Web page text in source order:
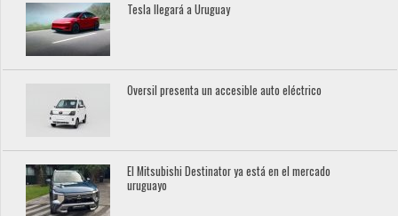
Tesla llegará a Uruguay
Oversil presenta un accesible auto eléctrico
El Mitsubishi Destinator ya está en el mercado
uruguayo